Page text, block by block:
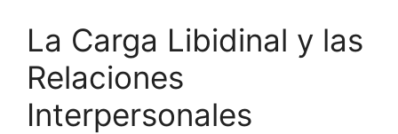
La Carga Libidinal y las
Relaciones
Interpersonales